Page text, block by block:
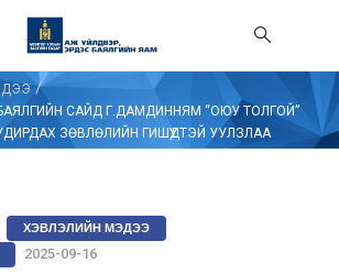
/
САЙД Г.ДАМДИННЯМ “ОЮУ ТОЛГОЙ”
ЗӨВЛӨЛИЙН ГИШҮҮДТЭЙ УУЛЗЛАА
ХЭВЛЭЛИЙН МЭДЭЭ
2025-09-16